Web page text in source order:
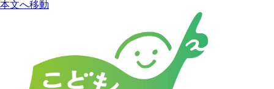
本文へ移動